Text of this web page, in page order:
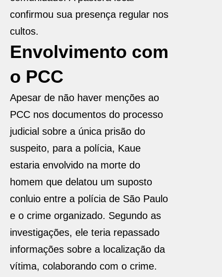
confirmou sua presença regular nos
cultos.
Envolvimento com
o PCC
Apesar de não haver menções ao
PCC nos documentos do processo
judicial sobre a única prisão do
suspeito, para a polícia, Kaue
estaria envolvido na morte do
homem que delatou um suposto
conluio entre a polícia de São Paulo
e o crime organizado. Segundo as
investigações, ele teria repassado
informações sobre a localização da
vítima, colaborando com o crime.